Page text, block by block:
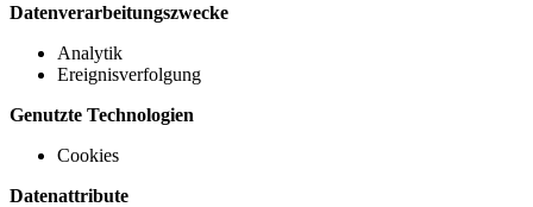
Datenverarbeitungszwecke
Analytik
Ereignisverfolgung
Genutzte Technologien
Cookies
Datenattribute